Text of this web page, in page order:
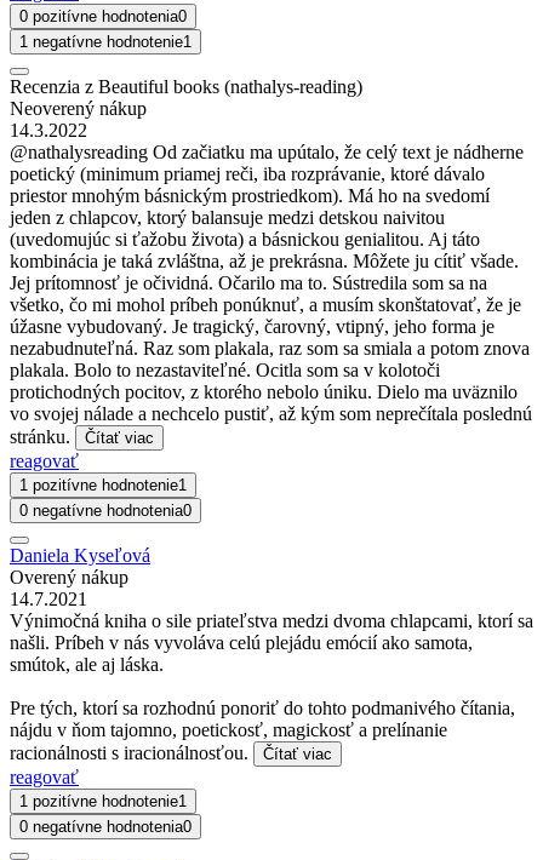
0 pozitívne hodnotenia0
1 negatívne hodnotenie1
Recenzia z Beautiful books (nathalys-reading)
Neoverený nákup
14.3.2022
@nathalysreading Od začiatku ma upútalo, že celý text je nádherne
poetický (minimum priamej reči, iba rozprávanie, ktoré dávalo
priestor mnohým básnickým prostriedkom). Má ho na svedomí
jeden z chlapcov, ktorý balansuje medzi detskou naivitou
(uvedomujúc si ťažobu života) a básnickou genialitou. Aj táto
kombinácia je taká zvláštna, až je prekrásna. Môžete ju cítiť všade.
Jej prítomnosť je očividná. Očarilo ma to. Sústredila som sa na
všetko, čo mi mohol príbeh ponúknuť, a musím skonštatovať, že je
úžasne vybudovaný. Je tragický, čarovný, vtipný, jeho forma je
nezabudnuteľná. Raz som plakala, raz som sa smiala a potom znova
plakala. Bolo to nezastaviteľné. Ocitla som sa v kolotoči
protichodných pocitov, z ktorého nebolo úniku. Dielo ma uväznilo
vo svojej nálade a nechcelo pustiť, až kým som neprečítala poslednú
stránku.
Čítať viac
reagovať
1 pozitívne hodnotenie1
0 negatívne hodnotenia0
Daniela Kyseľová
Overený nákup
14.7.2021
Výnimočná kniha o sile priateľstva medzi dvoma chlapcami, ktorí sa
našli. Príbeh v nás vyvoláva celú plejádu emócií ako samota,
smútok, ale aj láska.
Pre tých, ktorí sa rozhodnú ponoriť do tohto podmanivého čítania,
nájdu v ňom tajomno, poetickosť, magickosť a prelínanie
racionálnosti s iracionálnosťou.
Čítať viac
reagovať
1 pozitívne hodnotenie1
0 negatívne hodnotenia0